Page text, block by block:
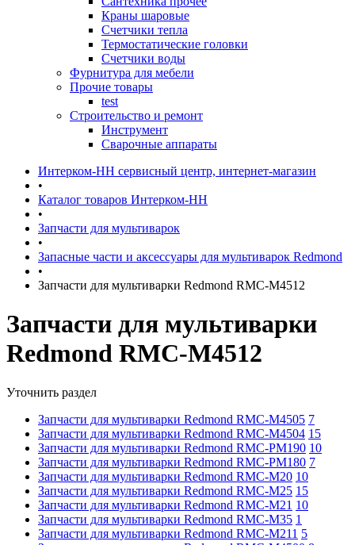
Краны шаровые
Счетчики тепла
Термоcтатические головки
Счетчики воды
Фурнитура для мебели
Прочие товары
test
Строительство и ремонт
Инструмент
Сварочные аппараты
Интерком-НН сервисный центр, интернет-магазин
•
Каталог товаров Интерком-НН
•
Запчасти для мультиварок
•
Запасные части и аксессуары для мультиварок Redmond
•
Запчасти для мультиварки Redmond RMC-M4512
Запчасти для мультиварки
Redmond RMC-M4512
Уточнить раздел
Запчасти для мультиварки Redmond RMC-M4505 7
Запчасти для мультиварки Redmond RMC-M4504 15
Запчасти для мультиварки Redmond RMC-PM190 10
Запчасти для мультиварки Redmond RMC-PM180 7
Запчасти для мультиварки Redmond RMC-M20 10
Запчасти для мультиварки Redmond RMC-M25 15
Запчасти для мультиварки Redmond RMC-M21 10
Запчасти для мультиварки Redmond RMC-M35 1
Запчасти для мультиварки Redmond RMC-M211 5